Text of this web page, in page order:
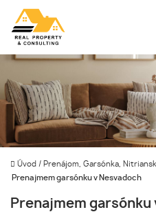
Úvod / Prenájom, Garsónka,
Prenajmem garsónku v Nesvadoch
Prenajmem garsónku